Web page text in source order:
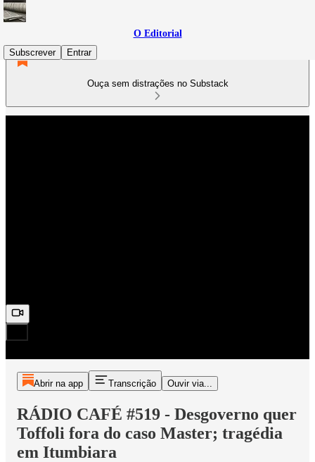
O Editorial
Subscrever
Entrar
Ouça sem distrações no Substack
Abrir na app Transcrição Ouvir via...
RÁDIO CAFÉ #519 - Desgoverno quer
Toffoli fora do caso Master; tragédia
em Itumbiara